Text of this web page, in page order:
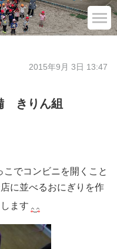
2015年9月 3日 13:47
きりん組
でコンビニを開くこと
に並べるおにぎりを作
ます